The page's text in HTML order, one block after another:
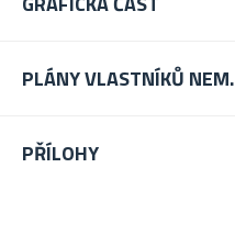
PLÁNY VLASTNÍKŮ NEM.
PŘÍLOHY